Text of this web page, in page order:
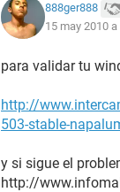
888ger888
15 may 2010
para validar tu
http://
503-stable-
y si sigue el
http://